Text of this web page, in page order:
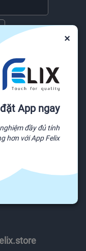
của bạn cho bên thứ ba.
hồi
×
App ngay
đầy đủ tính
hơn với App Felix